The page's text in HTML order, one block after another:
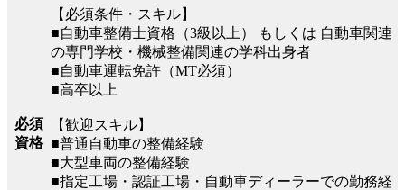
必須
資格
【必須条件・スキル】
■自動車整備士資格（3級以上） もしくは 自動車関連
の専門学校・機械整備関連の学科出身者
■自動車運転免許（MT必須）
■高卒以上
【歓迎スキル】
■普通自動車の整備経験
■大型車両の整備経験
■指定工場・認証工場・自動車ディーラーでの勤務経